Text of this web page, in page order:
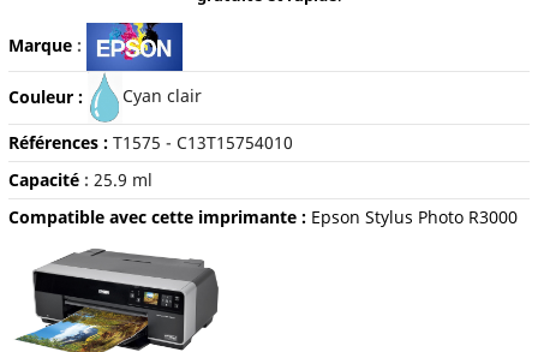
Marque:
Couleur : Cyan clair
Références : T1575 - C13T15754010
Capacité: 25.9 ml
Compatible avec cette imprimante : Epson Stylus Photo R3000